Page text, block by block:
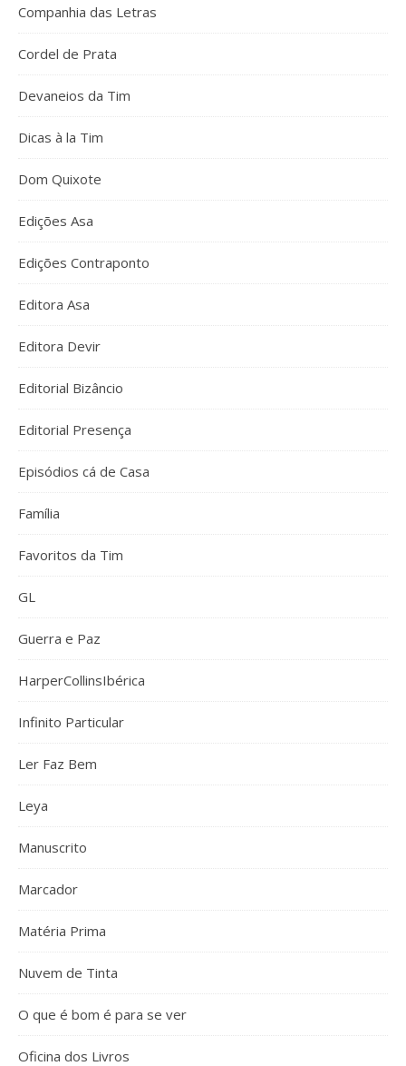
Companhia das Letras
Cordel de Prata
Devaneios da Tim
Dicas à la Tim
Dom Quixote
Edições Asa
Edições Contraponto
Editora Asa
Editora Devir
Editorial Bizâncio
Editorial Presença
Episódios cá de Casa
Família
Favoritos da Tim
GL
Guerra e Paz
HarperCollinsIbérica
Infinito Particular
Ler Faz Bem
Leya
Manuscrito
Marcador
Matéria Prima
Nuvem de Tinta
O que é bom é para se ver
Oficina dos Livros